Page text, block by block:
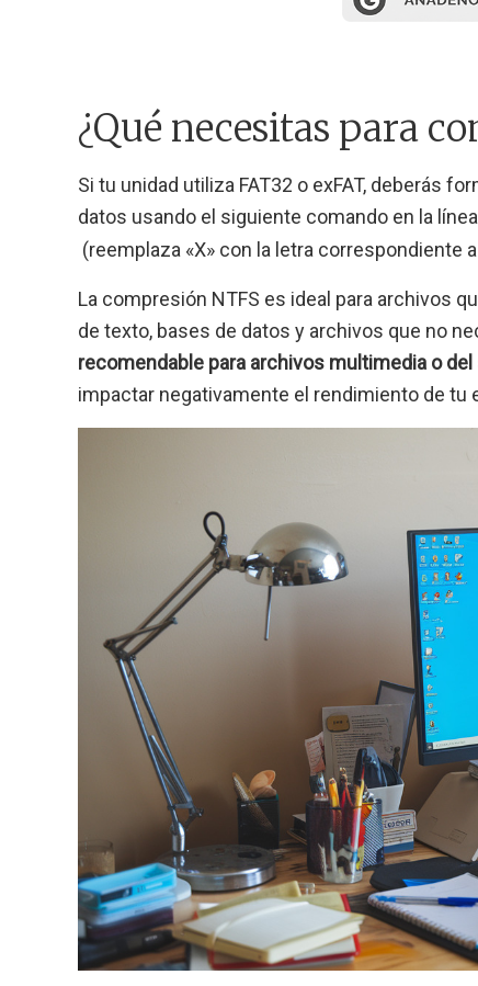
¿Qué necesitas para
Si tu unidad utiliza FAT32 o exFAT, deberás
datos usando el siguiente comando en la
(reemplaza «X» con la letra correspondiente
La compresión NTFS es ideal para archivos
de texto, bases de datos y archivos que no
recomendable para archivos multimedia o
impactar negativamente el rendimiento de tu